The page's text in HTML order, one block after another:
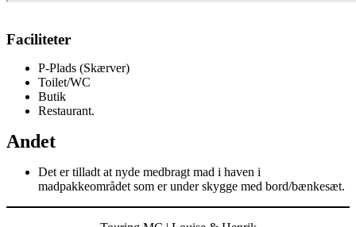
Faciliteter
P-Plads (Skærver)
Toilet/WC
Butik
Restaurant.
Andet
Det er tilladt at nyde medbragt mad i haven i
madpakkeområdet som er under skygge med bord/bænkesæt.